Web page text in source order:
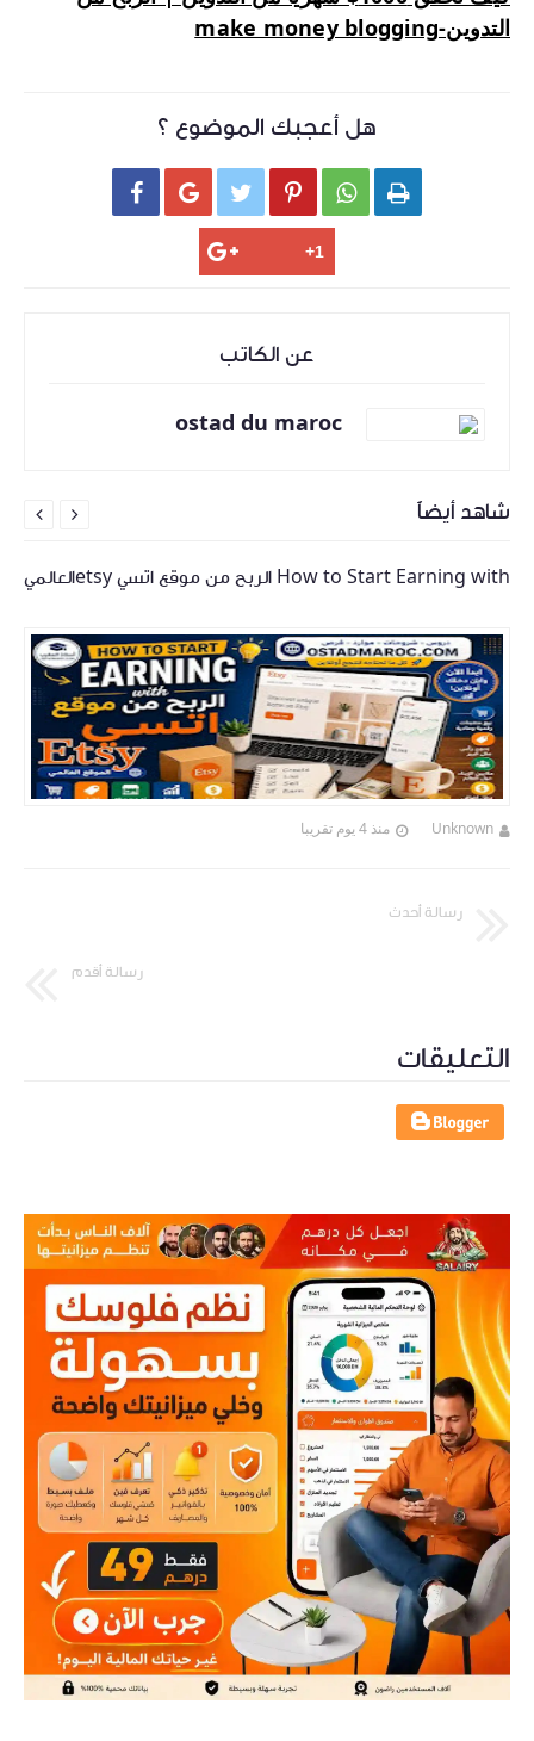
التدوين-make money blogging
هل أعجبك الموضوع ؟
     
عن الكاتب
ostad du maroc
شاهد أيضاً
How to Start Earning with الربح من موقع اتسي etsyالعالمي
Unknown منذ 4 يوم تقريبا


رسالة أحدث
رسالة أقدم
التعليقات